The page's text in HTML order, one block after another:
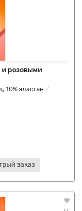
и розовыми
10% эластан
заказ